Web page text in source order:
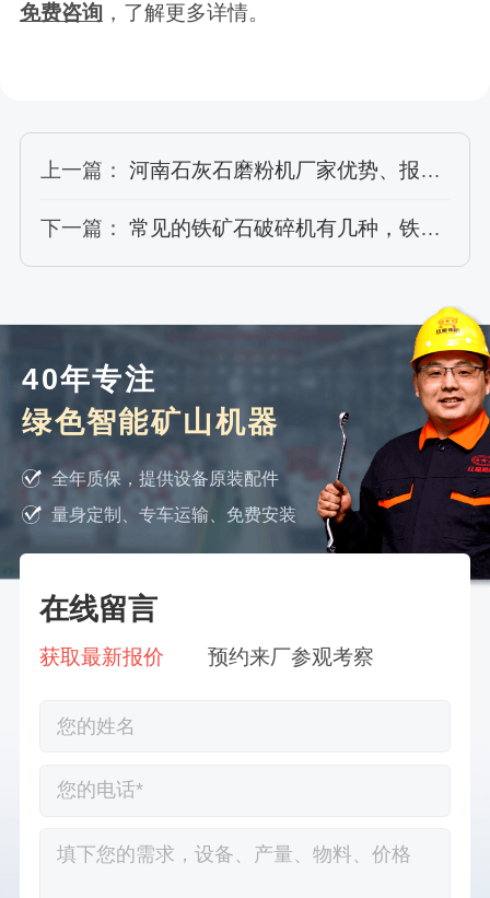
免费咨询 ，了解更多详情。
上一篇： 河南石灰石磨粉机厂家优势、报价、技术特点
下一篇： 常见的铁矿石破碎机有几种，铁矿石破碎设备详情介绍
40年专注
绿色智能矿山机器
全年质保，提供设备原装配件
量身定制、专车运输、免费安装
在线留言
获取最新报价 预约来厂参观考察